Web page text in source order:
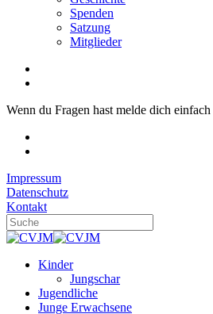
Spenden
Satzung
Mitglieder
Wenn du Fragen hast melde dich
Impressum
Datenschutz
Kontakt
Kinder
Jungschar
Jugendliche
Junge Erwachsene